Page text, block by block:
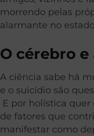
morrendo pelas
alarmante no
O cérebro
A ciência sabe há
e o suicídio são
E por holística
de fatores que
manifestar como